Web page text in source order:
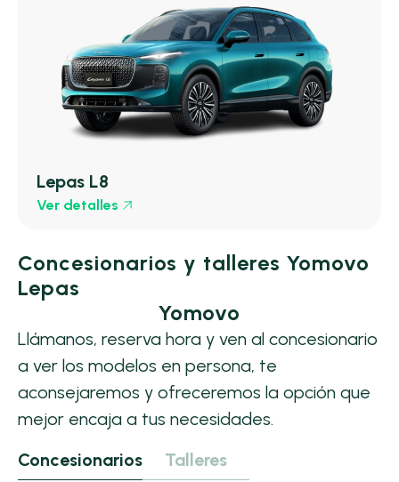
Lepas L8
Ver detalles
Concesionarios y talleres Yomovo
Lepas
Yomovo
Llámanos, reserva hora y ven al concesionario
a ver los modelos en persona, te
aconsejaremos y ofreceremos la opción que
mejor encaja a tus necesidades.
Concesionarios
Talleres